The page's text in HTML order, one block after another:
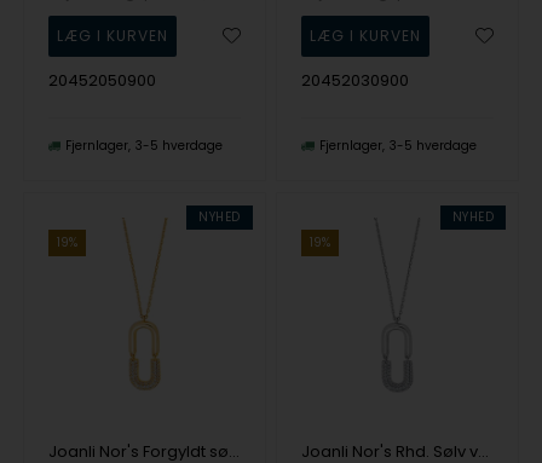
20452050900
Fjernlager 3-5 hverdage
20452030900
Fjernlager 3-5 hverdage
NYHED
19%
Joanli Nor's Forgyldt sølv vedhæng KORANOR
NYHED
19%
Joanli Nor's Rhd. Sølv vedhæng KORANOR